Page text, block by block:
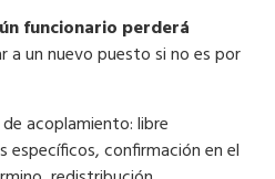
funcionario perderá
a un nuevo puesto si no es por
acoplamiento: libre
específicos, confirmación en el